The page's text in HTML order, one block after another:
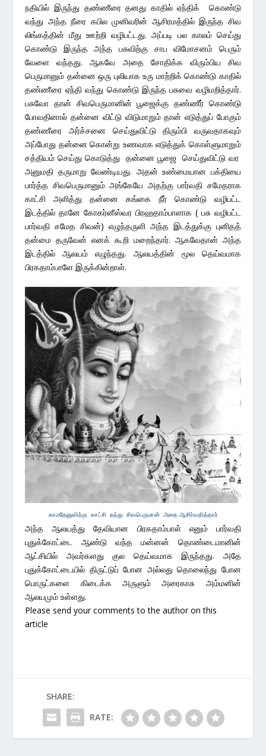
நதியில் இருந்து தண்ணீரை தனது காதில் ஏந்திக் கொண்டு
வந்து அந்த நீரை கபில முனிவரின் ஆசிரமத்தில் இருந்த சிவ
லிங்கத்தின் மீது ஊற்றி வழிபட்டது. அப்படி பல காலம் செய்து
கொண்டு இருந்த அந்த பசுவிற்கு சாப விமோசனம் பெரும்
வேளை வந்தது. ஆகவே அதை சோதிக்க விரும்பிய சிவ
பெருமானும் தன்னை ஒரு புலியாக உரு மாற்றிக் கொண்டு காதில்
தண்ணீரை ஏந்தி வந்து கொண்டு இருந்த பசுவை வழிமறித்தார்.
பசுவோ தான் சிவபெருமானின் பூஜைக்கு தண்ணீர் கொண்டு
போவதினால் தன்னை விட்டு விடுமாறும் தான் எடுத்துப் போகும்
தண்ணீரை அர்ச்சனை செய்துவிட்டு திரும்பி வருவதாகவும்
அப்போது தன்னை கொன்று உணவாக எடுத்துக் கொள்ளுமாறும்
சத்தியம் செய்து கொடுத்து தன்னை பூஜை செய்துவிட்டு வர
அனுமதி தருமாறு வேண்டியது. அதன் உண்மையான பக்தியை
பார்த்த சிவபெருமானும் அங்கேயே அதற்கு பார்வதி சமேதராக
காட்சி அளித்து தன்னை கங்கை நீர் கொண்டு வழிபட்ட
இடத்தில் தானே கோகர்னீஸ்வர பிரஹதாம்பாளாக ( பசு வழிபட்ட
பார்வதி சமேத சிவன்) எழுந்தருளி அந்த இடத்துக்கு புனிதத்
தன்மை தருவேன் எனக் கூறி மறைந்தார். ஆகவேதான் அந்த
இடத்தில் ஆலயம் எழுந்தது. ஆலயத்தின் மூல தெய்வமாக
பிரகதாம்பாளே இருக்கின்றாள்.
காமதேனுவிற்கு காட்சி தந்து சிவபெருமான் அதை ஆசிர்வதித்தார்
அந்த ஆலயத்து தேவியான பிரகதாம்பாள் எனும் பார்வதி
புதுக்கோட்டை ஆண்டு வந்த மன்னன் தொண்டைமானின்
ஆட்சியில் அவர்களது குல தெய்வமாக இருந்தது. அதே
புதுக்கோட்டையில் திருட்டுப் போன அல்லது தொலைந்து போன
பொருட்களை கிடைக்க அருளும் அரைகாசு அம்மனின்
ஆலயமும் உள்ளது.
Please send your comments to the author on this
article
SHARE:
RATE: